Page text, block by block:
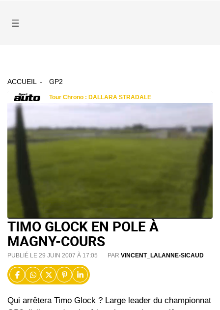
ACCUEIL GP2
TIMO GLOCK EN POLE À
MAGNY-COURS
PUBLIÉ LE 29 JUIN 2007 À 17:05 PAR VINCENT_LALANNE-SICAUD
Qui arrêtera Timo Glock ? Large leader du championnat